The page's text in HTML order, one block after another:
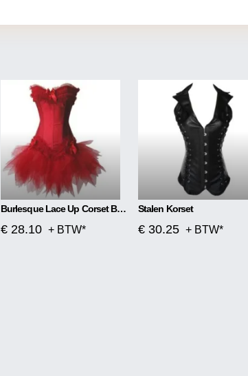
Burlesque Lace Up Corset Bustier TUTU Rok Lolita FANCY
€ 28.10 + BTW*
Stalen Korset
€ 30.25 + BTW*